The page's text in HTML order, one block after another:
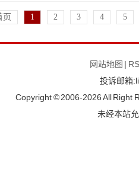
页 1 2 3 4 5
网站地图 |
投诉邮箱
Copyright © 2006-2026 All Right
未经本站